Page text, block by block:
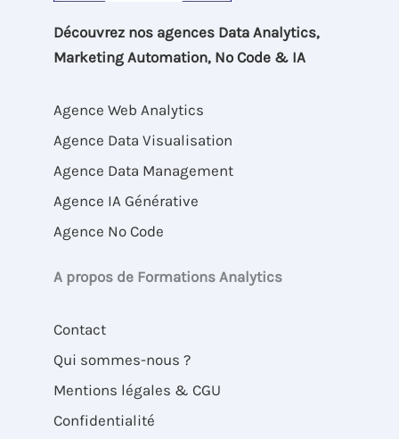
Découvrez nos agences Data Analytics,
Marketing Automation, No Code & IA
Agence Web Analytics
Agence Data Visualisation
Agence Data Management
Agence IA Générative
Agence No Code
A propos de Formations Analytics
Contact
Qui sommes-nous ?
Mentions légales & CGU
Confidentialité